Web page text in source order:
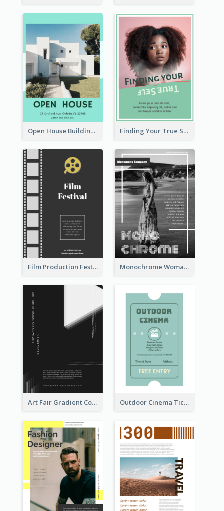
Open House Building Flyer Finding Your True Self Poster
Film Production Festival Flyer Monochrome Woman Photography Flyer
Art Fair Gradient Color Flyer Outdoor Cinema Ticket Flyer